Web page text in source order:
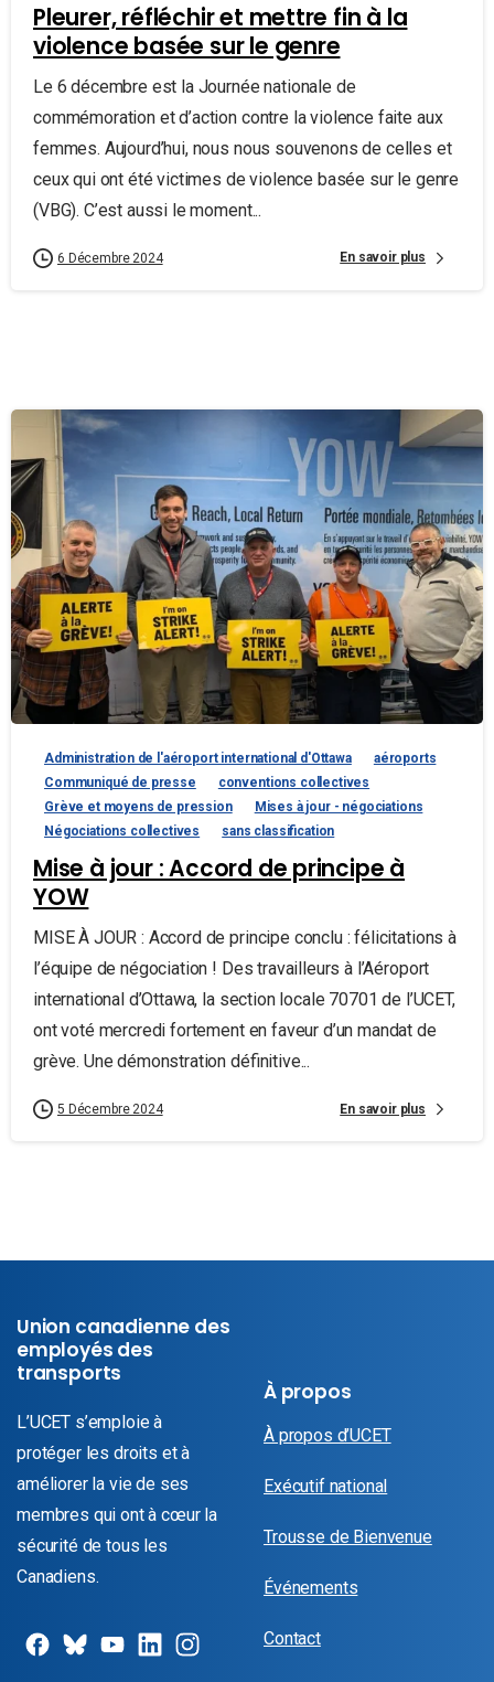
Pleurer, réfléchir et mettre fin à la
violence basée sur le genre
Le 6 décembre est la Journée nationale de
commémoration et d’action contre la violence faite aux
femmes. Aujourd’hui, nous nous souvenons de celles et
ceux qui ont été victimes de violence basée sur le genre
(VBG). C’est aussi le moment...
6 Décembre 2024 En savoir plus
Administration de l'aéroport international d'Ottawa
aéroports
Communiqué de presse
conventions collectives
Grève et moyens de pression
Mises à jour - négociations
Négociations collectives
sans classification
Mise à jour : Accord de principe à
YOW
MISE À JOUR : Accord de principe conclu : félicitations à
l’équipe de négociation ! Des travailleurs à l’Aéroport
international d’Ottawa, la section locale 70701 de l’UCET,
ont voté mercredi fortement en faveur d’un mandat de
grève. Une démonstration définitive...
5 Décembre 2024 En savoir plus
Union canadienne des
employés des
transports
L’UCET s’emploie à
protéger les droits et à
améliorer la vie de ses
membres qui ont à cœur la
sécurité de tous les
Canadiens.
À propos
À propos d’UCET
Exécutif national
Trousse de Bienvenue
Événements
Contact